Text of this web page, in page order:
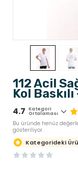
112 Acil
Kol
4.7 Kategori
Ortalaması
Bu üründe henüz
gösteriliyor.
Kategorideki